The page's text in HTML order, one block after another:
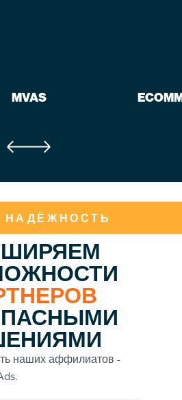
MVAS
НАДЁЖНОСТЬ
наших аффилиатов -